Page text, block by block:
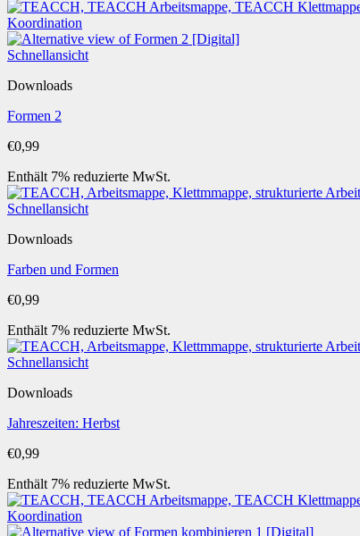
Schnellansicht
Downloads
Formen 2
€0,99
Enthält 7% reduzierte MwSt.
Schnellansicht
Downloads
Farben und Formen
€0,99
Enthält 7% reduzierte MwSt.
Schnellansicht
Downloads
Jahreszeiten: Herbst
€0,99
Enthält 7% reduzierte MwSt.